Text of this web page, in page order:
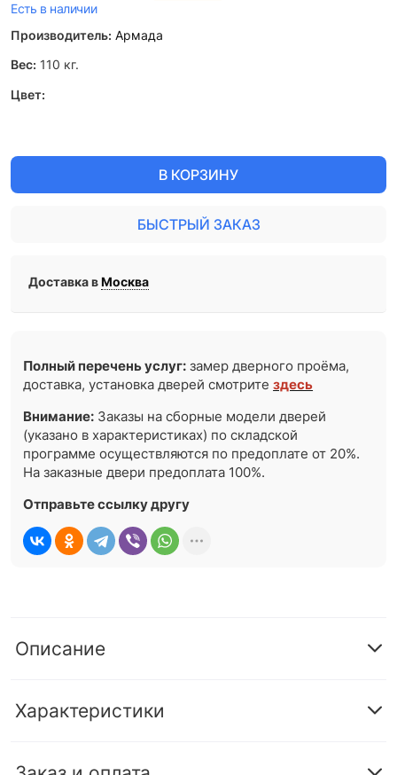
Есть в наличии
Производитель: Армада
Вес: 110 кг.
Цвет:
В КОРЗИНУ
БЫСТРЫЙ ЗАКАЗ
Доставка вМосква
Полный перечень услуг: замер дверного проёма,
доставка, установка дверей смотритездесь
Внимание: Заказы на сборные модели дверей
(указано в характеристиках) по складской
программе осуществляются по предоплате от 20%.
На заказные двери предоплата 100%.
Отправьте ссылку другу
Описание
Характеристики